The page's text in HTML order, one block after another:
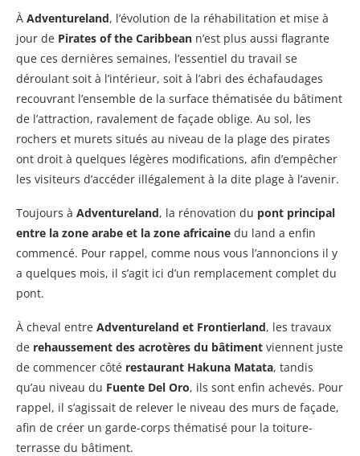
À Adventureland, l’évolution de la réhabilitation et mise à
jour de Pirates of the Caribbean n’est plus aussi flagrante
que ces dernières semaines, l’essentiel du travail se
déroulant soit à l’intérieur, soit à l’abri des échafaudages
recouvrant l’ensemble de la surface thématisée du bâtiment
de l’attraction, ravalement de façade oblige. Au sol, les
rochers et murets situés au niveau de la plage des pirates
ont droit à quelques légères modifications, afin d’empêcher
les visiteurs d’accéder illégalement à la dite plage à l’avenir.
Toujours à Adventureland, la rénovation du pont principal
entre la zone arabe et la zone africaine du land a enfin
commencé. Pour rappel, comme nous vous l’annoncions il y
a quelques mois, il s’agit ici d’un remplacement complet du
pont.
À cheval entre Adventureland et Frontierland, les travaux
de rehaussement des acrotères du bâtiment viennent juste
de commencer côté restaurant Hakuna Matata, tandis
qu’au niveau du Fuente Del Oro, ils sont enfin achevés. Pour
rappel, il s’agissait de relever le niveau des murs de façade,
afin de créer un garde-corps thématisé pour la toiture-
terrasse du bâtiment.